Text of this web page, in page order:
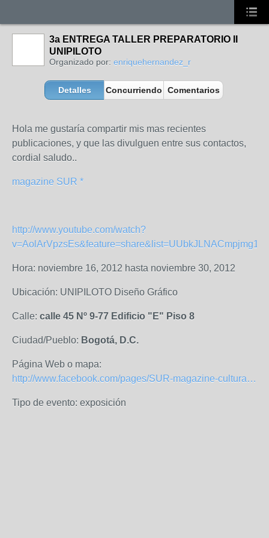
3a ENTREGA TALLER PREPARATORIO II
UNIPILOTO
Organizado por: enriquehernandez_r
Detalles Concurriendo Comentarios
Hola me gustaría compartir mis mas recientes
publicaciones, y que las divulguen entre sus contactos,
cordial saludo..
magazine SUR *
http://www.youtube.com/watch?
Hora: noviembre 16, 2012 hasta noviembre 30, 2012
Ubicación: UNIPILOTO Diseño Gráfico
Calle: calle 45 Nº 9-77 Edificio "E" Piso 8
Ciudad/Pueblo: Bogotá, D.C.
Página Web o mapa:
http://www.facebook.com/pages/SUR-magazine-cultural/439524786083298?ref=hl
Tipo de evento: exposición